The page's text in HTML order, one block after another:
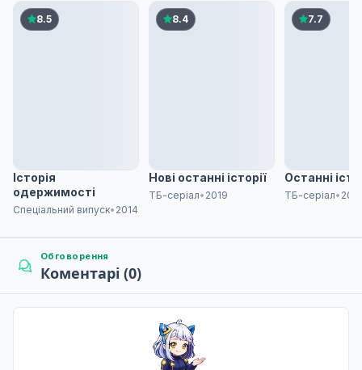
Шинобу Мейл, Частина четверта
8.5
Історія
одержимості
Спеціальний випуск• 2014
8.4
Нові останні історії
ТБ-серіал• 2019
7.7
Останні
ТБ-серіал• 2015
Обговорення
Коментарі (0)